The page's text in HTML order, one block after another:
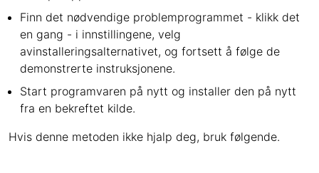
Finn det nødvendige problemprogrammet - klikk det
en gang - i innstillingene, velg
avinstalleringsalternativet, og fortsett å følge de
demonstrerte instruksjonene.
Start programvaren på nytt og installer den på nytt
fra en bekreftet kilde.
Hvis denne metoden ikke hjalp deg, bruk følgende.